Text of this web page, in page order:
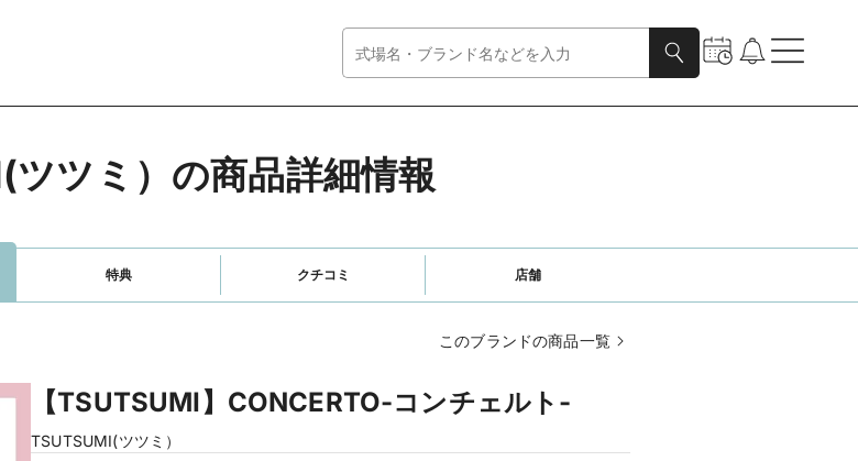
ツミ）の商品詳細情報
特典 クチコミ 店舗
このブランドの商品一覧
【TSUTSUMI】CONCERTO-コンチェルト-
TSUTSUMI(ツツミ）